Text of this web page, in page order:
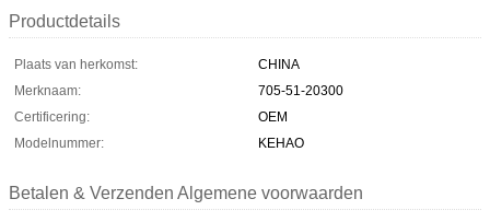
Productdetails
Plaats van herkomst:
CHINA
Merknaam:
705-51-20300
Certificering:
OEM
Modelnummer:
KEHAO
Betalen & Verzenden Algemene voorwaarden